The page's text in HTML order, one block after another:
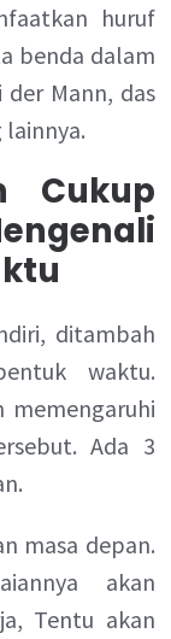
huruf
benda dalam
der Mann, das
lainnya.
Cukup
ditambah
waktu.
memengaruhi
Ada 3
masa depan.
akan
Tentu akan